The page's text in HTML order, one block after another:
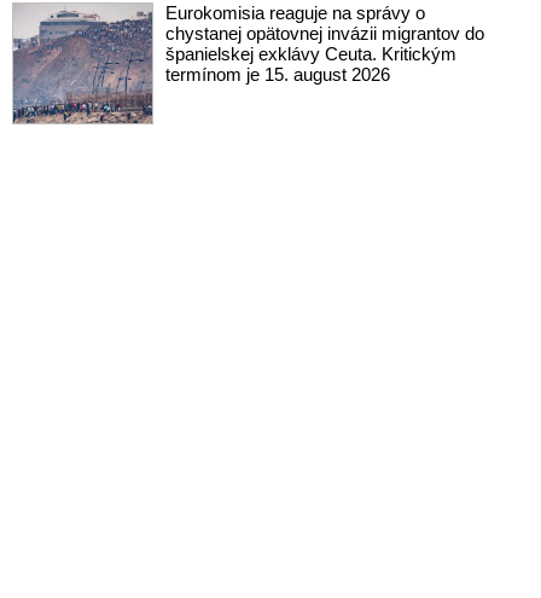
Eurokomisia reaguje na správy o
chystanej opätovnej invázii migrantov do
španielskej exklávy Ceuta. Kritickým
termínom je 15. august 2026